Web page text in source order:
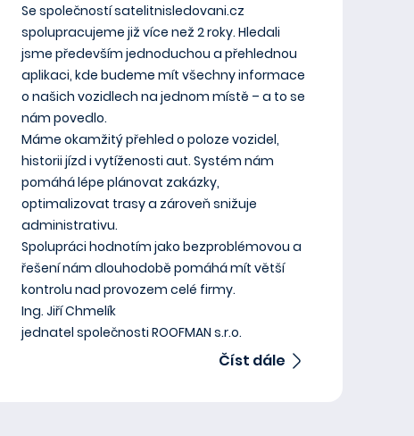
Se společností satelitnisledovani.cz
spolupracujeme již více než 2 roky. Hledali
jsme především jednoduchou a přehlednou
aplikaci, kde budeme mít všechny informace
o našich vozidlech na jednom místě – a to se
nám povedlo.
Máme okamžitý přehled o poloze vozidel,
historii jízd i vytíženosti aut. Systém nám
pomáhá lépe plánovat zakázky,
optimalizovat trasy a zároveň snižuje
administrativu.
Spolupráci hodnotím jako bezproblémovou a
řešení nám dlouhodobě pomáhá mít větší
kontrolu nad provozem celé firmy.
Ing. Jiří Chmelík
jednatel společnosti ROOFMAN s.r.o.
Číst dále